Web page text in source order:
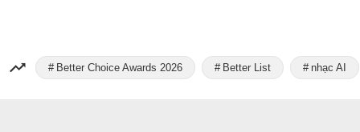
Better Choice Awards 2026 Better List nhạc AI